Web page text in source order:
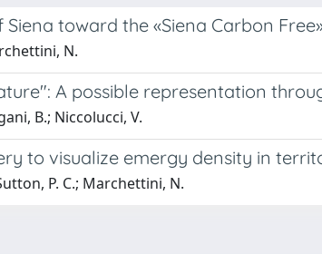
toward the «Siena Carbon
N.
A possible representation
B.; Niccolucci, V.
to visualize emergy density in
P. C.; Marchettini, N.